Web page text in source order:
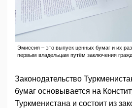
Эмиссия – это выпуск ценных бумаг и их
первым владельцам путём заключения
Законодательство
бумаг основывается на
Туркменистана и состоит из